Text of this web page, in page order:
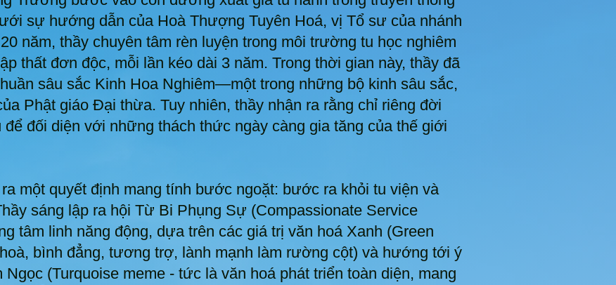
sự hướng dẫn của Hoà Thượng Tuyên Hoá, vị Tổ sư của nhánh
năm, thầy chuyên tâm rèn luyện trong môi trường tu học nghiêm
thất đơn độc, mỗi lần kéo dài 3 năm. Trong thời gian này, thầy đã
sâu sắc Kinh Hoa Nghiêm—một trong những bộ kinh sâu sắc,
Phật giáo Đại thừa. Tuy nhiên, thầy nhận ra rằng chỉ riêng đời
đối diện với những thách thức ngày càng gia tăng của thế giới
một quyết định mang tính bước ngoặt: bước ra khỏi tu viện và
sáng lập ra hội Từ Bi Phụng Sự (Compassionate Service
tâm linh năng động, dựa trên các giá trị văn hoá Xanh (Green
bình đẳng, tương trợ, lành mạnh làm rường cột) và hướng tới ý
(Turquoise meme - tức là văn hoá phát triển toàn diện, mang